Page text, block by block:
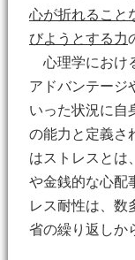
心が折れること
びようとする力
心理学におけ
アドバンテージ
いった状況に自
の能力と定義さ
はストレスとは
や金銭的な心配
レス耐性は、数
省の繰り返しか